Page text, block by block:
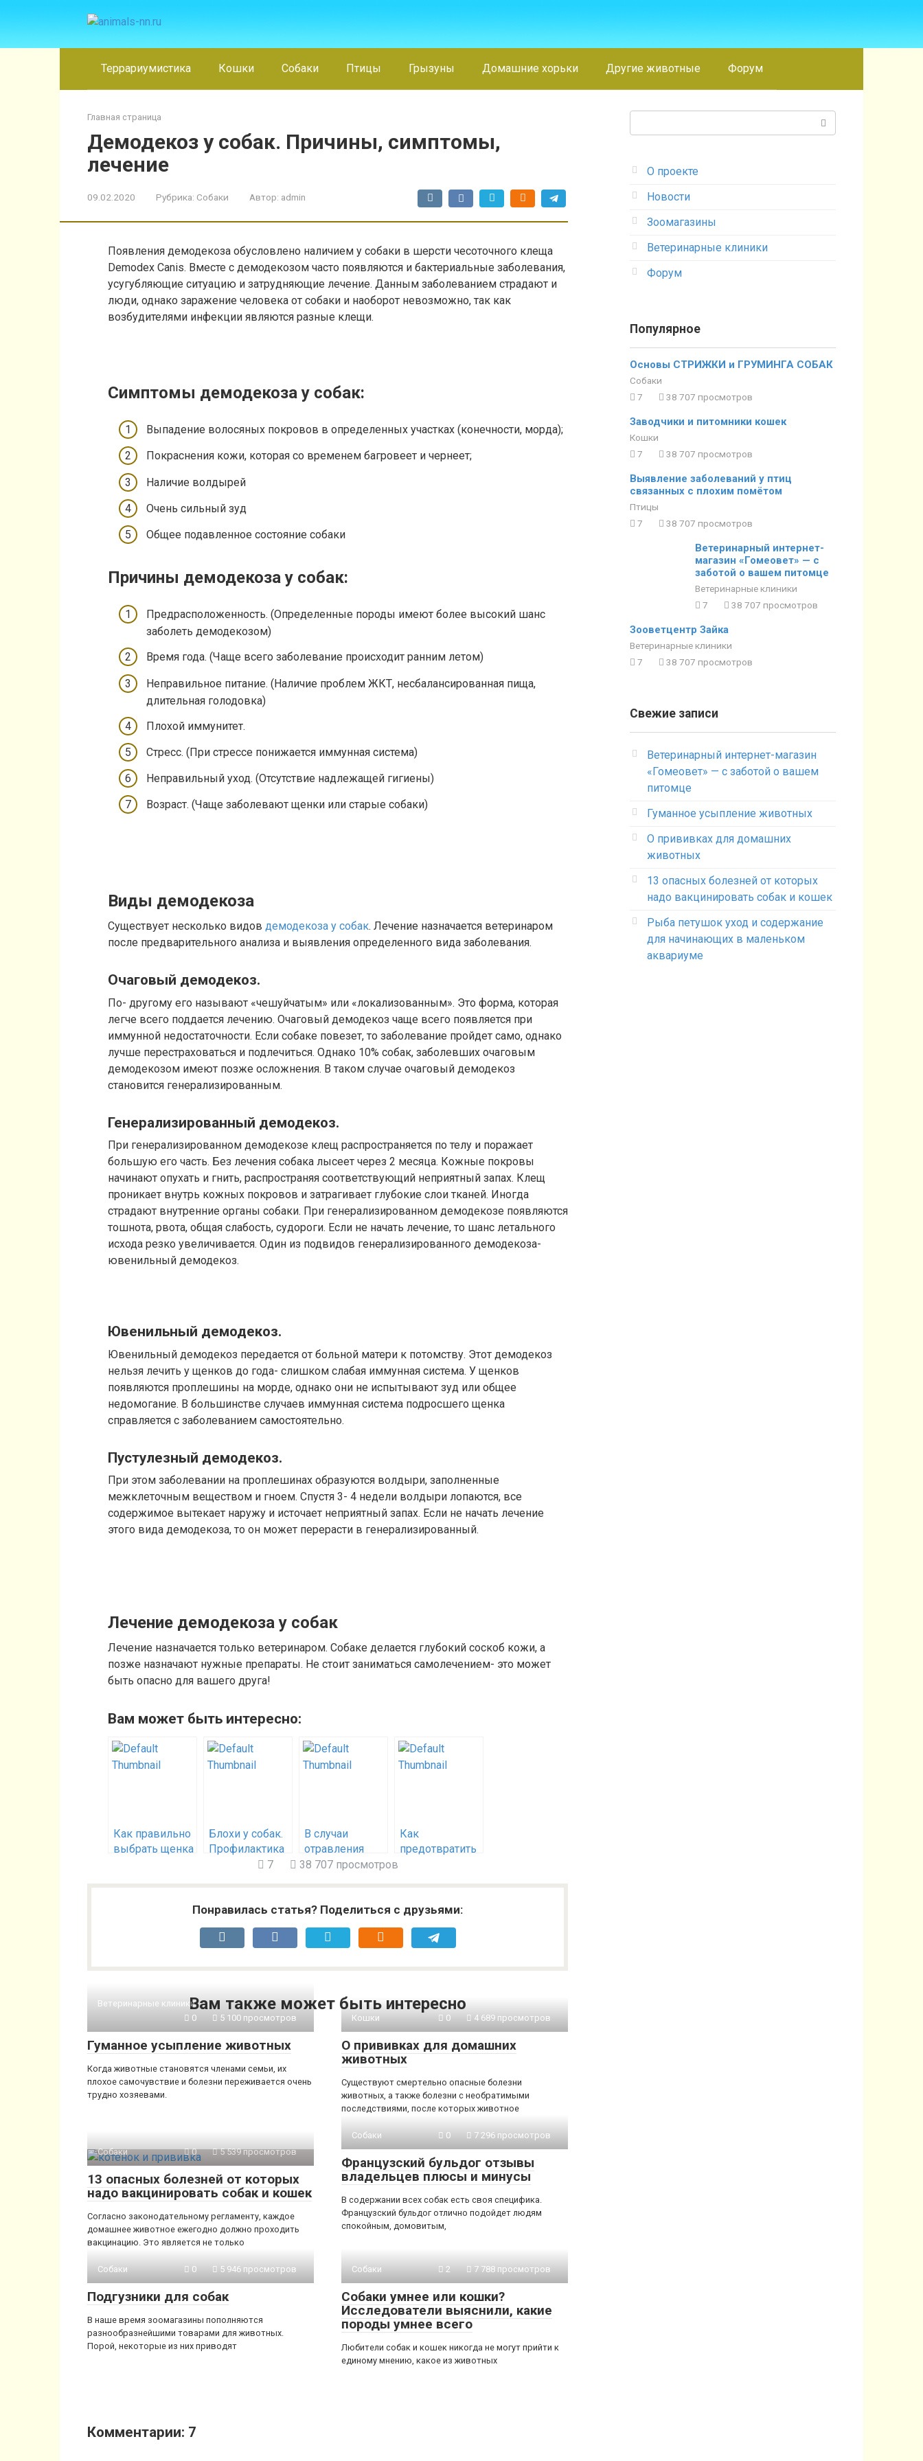
Террариумистика Кошки Собаки Птицы Грызуны Домашние хорьки Другие животные Форум
Главная страница
Демодекоз у собак. Причины, симптомы,
лечение
09.02.2020 Рубрика: Собаки Автор: admin
Появления демодекоза обусловлено наличием у собаки в шерсти чесоточного клеща
Demodex Canis. Вместе с демодекозом часто появляются и бактериальные заболевания,
усугубляющие ситуацию и затрудняющие лечение. Данным заболеванием страдают и
люди, однако заражение человека от собаки и наоборот невозможно, так как
возбудителями инфекции являются разные клещи.
Симптомы демодекоза у собак:
Выпадение волосяных покровов в определенных участках (конечности, морда);
Покраснения кожи, которая со временем багровеет и чернеет;
Наличие волдырей
Очень сильный зуд
Общее подавленное состояние собаки
Причины демодекоза у собак:
Предрасположенность. (Определенные породы имеют более высокий шанс
заболеть демодекозом)
Время года. (Чаще всего заболевание происходит ранним летом)
Неправильное питание. (Наличие проблем ЖКТ, несбалансированная пища,
длительная голодовка)
Плохой иммунитет.
Стресс. (При стрессе понижается иммунная система)
Неправильный уход. (Отсутствие надлежащей гигиены)
Возраст. (Чаще заболевают щенки или старые собаки)
Виды демодекоза
Существует несколько видов демодекоза у собак. Лечение назначается ветеринаром
после предварительного анализа и выявления определенного вида заболевания.
Очаговый демодекоз.
По- другому его называют «чешуйчатым» или «локализованным». Это форма, которая
легче всего поддается лечению. Очаговый демодекоз чаще всего появляется при
иммунной недостаточности. Если собаке повезет, то заболевание пройдет само, однако
лучше перестраховаться и подлечиться. Однако 10% собак, заболевших очаговым
демодекозом имеют позже осложнения. В таком случае очаговый демодекоз
становится генерализированным.
Генерализированный демодекоз.
При генерализированном демодекозе клещ распространяется по телу и поражает
большую его часть. Без лечения собака лысеет через 2 месяца. Кожные покровы
начинают опухать и гнить, распространяя соответствующий неприятный запах. Клещ
проникает внутрь кожных покровов и затрагивает глубокие слои тканей. Иногда
страдают внутренние органы собаки. При генерализированном демодекозе появляются
тошнота, рвота, общая слабость, судороги. Если не начать лечение, то шанс летального
исхода резко увеличивается. Один из подвидов генерализированного демодекоза-
ювенильный демодекоз.
Ювенильный демодекоз.
Ювенильный демодекоз передается от больной матери к потомству. Этот демодекоз
нельзя лечить у щенков до года- слишком слабая иммунная система. У щенков
появляются проплешины на морде, однако они не испытывают зуд или общее
недомогание. В большинстве случаев иммунная система подросшего щенка
справляется с заболеванием самостоятельно.
Пустулезный демодекоз.
При этом заболевании на проплешинах образуются волдыри, заполненные
межклеточным веществом и гноем. Спустя 3- 4 недели волдыри лопаются, все
содержимое вытекает наружу и источает неприятный запах. Если не начать лечение
этого вида демодекоза, то он может перерасти в генерализированный.
Лечение демодекоза у собак
Лечение назначается только ветеринаром. Собаке делается глубокий соскоб кожи, а
позже назначают нужные препараты. Не стоит заниматься самолечением- это может
быть опасно для вашего друга!
Вам может быть интересно:
Как правильно
выбрать щенка
Блохи у собак.
Профилактика
и лечение
В случаи
отравления
собаки на
Как
предотвратить
7 38 707 просмотров
Понравилась статья? Поделиться с друзьями:
Вам также может быть интересно
Ветеринарные клиники
0
5 100 просмотров
Гуманное усыпление животных
Когда животные становятся членами семьи, их
плохое самочувствие и болезни переживается очень
трудно хозяевами.
Кошки 0 4 689 просмотров
О прививках для домашних
животных
Существуют смертельно опасные болезни
животных, а также болезни с необратимыми
последствиями, после которых животное
Собаки 0 5 539 просмотров
13 опасных болезней от которых
надо вакцинировать собак и кошек
Согласно законодательному регламенту, каждое
домашнее животное ежегодно должно проходить
вакцинацию. Это является не только
Собаки 0 7 296 просмотров
Французский бульдог отзывы
владельцев плюсы и минусы
В содержании всех собак есть своя специфика.
Французский бульдог отлично подойдет людям
спокойным, домовитым,
Собаки 0 5 946 просмотров
Подгузники для собак
В наше время зоомагазины пополняются
разнообразнейшими товарами для животных.
Порой, некоторые из них приводят
Собаки 2 7 788 просмотров
Собаки умнее или кошки?
Исследователи выяснили, какие
породы умнее всего
Любители собак и кошек никогда не могут прийти к
единому мнению, какое из животных
Комментарии: 7
О проекте
Новости
Зоомагазины
Ветеринарные клиники
Форум
Популярное
Основы СТРИЖКИ и ГРУМИНГА СОБАК
Собаки
7
38 707 просмотров
Заводчики и питомники кошек
Кошки
7
38 707 просмотров
Выявление заболеваний у птиц
связанных с плохим помётом
Птицы
7
38 707 просмотров
Ветеринарный интернет-
магазин «Гомеовет» — с
заботой о вашем питомце
Ветеринарные клиники
7
38 707 просмотров
Зооветцентр Зайка
Ветеринарные клиники
7
38 707 просмотров
Свежие записи
Ветеринарный интернет-магазин
«Гомеовет» — с заботой о вашем
питомце
Гуманное усыпление животных
О прививках для домашних
животных
13 опасных болезней от которых
надо вакцинировать собак и кошек
Рыба петушок уход и содержание
для начинающих в маленьком
аквариуме